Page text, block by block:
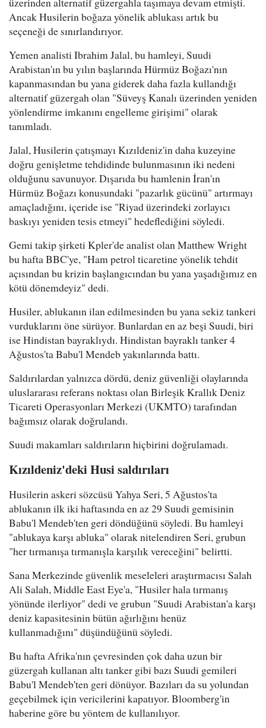
Ancak Husilerin boğaza yönelik ablukası artık bu
seçeneği de sınırlandırıyor.
Yemen analisti Ibrahim Jalal, bu hamleyi, Suudi
Arabistan'ın bu yılın başlarında Hürmüz Boğazı'nın
kapanmasından bu yana giderek daha fazla kullandığı
alternatif güzergah olan "Süveyş Kanalı üzerinden yeniden
yönlendirme imkanını engelleme girişimi" olarak
tanımladı.
Jalal, Husilerin çatışmayı Kızıldeniz'in daha kuzeyine
doğru genişletme tehdidinde bulunmasının iki nedeni
olduğunu savunuyor. Dışarıda bu hamlenin İran'ın
Hürmüz Boğazı konusundaki "pazarlık gücünü" artırmayı
amaçladığını, içeride ise "Riyad üzerindeki zorlayıcı
baskıyı yeniden tesis etmeyi" hedeflediğini söyledi.
Gemi takip şirketi Kpler'de analist olan Matthew Wright
bu hafta BBC'ye, "Ham petrol ticaretine yönelik tehdit
açısından bu krizin başlangıcından bu yana yaşadığımız en
kötü dönemdeyiz" dedi.
Husiler, ablukanın ilan edilmesinden bu yana sekiz tankeri
vurduklarını öne sürüyor. Bunlardan en az beşi Suudi, biri
ise Hindistan bayraklıydı. Hindistan bayraklı tanker 4
Ağustos'ta Babu'l Mendeb yakınlarında battı.
Saldırılardan yalnızca dördü, deniz güvenliği olaylarında
uluslararası referans noktası olan Birleşik Krallık Deniz
Ticareti Operasyonları Merkezi (UKMTO) tarafından
bağımsız olarak doğrulandı.
Suudi makamları saldırıların hiçbirini doğrulamadı.
Kızıldeniz'deki Husi saldırıları
Husilerin askeri sözcüsü Yahya Seri, 5 Ağustos'ta
ablukanın ilk iki haftasında en az 29 Suudi gemisinin
Babu'l Mendeb'ten geri döndüğünü söyledi. Bu hamleyi
"ablukaya karşı abluka" olarak nitelendiren Seri, grubun
"her tırmanışa tırmanışla karşılık vereceğini" belirtti.
Sana Merkezinde güvenlik meseleleri araştırmacısı Salah
Ali Salah, Middle East Eye'a, "Husiler hala tırmanış
yönünde ilerliyor" dedi ve grubun "Suudi Arabistan'a karşı
deniz kapasitesinin bütün ağırlığını henüz
kullanmadığını" düşündüğünü söyledi.
Bu hafta Afrika'nın çevresinden çok daha uzun bir
güzergah kullanan altı tanker gibi bazı Suudi gemileri
Babu'l Mendeb'ten geri dönüyor. Bazıları da su yolundan
geçebilmek için vericilerini kapatıyor. Bloomberg'in
haberine göre bu yöntem de kullanılıyor.